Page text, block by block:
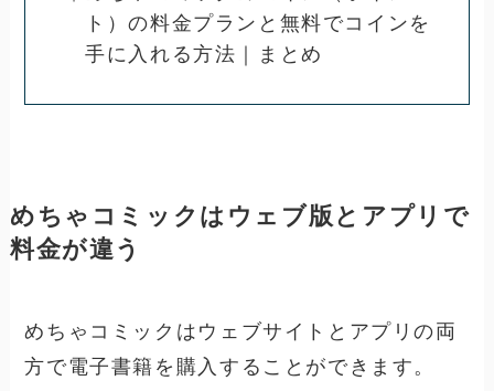
ト）の料金プランと無料でコインを
手に入れる方法｜まとめ
めちゃコミックはウェブ版とアプリで
料金が違う
めちゃコミックはウェブサイトとアプリの両
方で電子書籍を購入することができます。